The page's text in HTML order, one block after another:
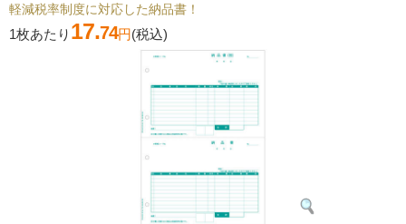
軽減税率制度に対応した納品書！
1枚あたり 17.74円(税込)